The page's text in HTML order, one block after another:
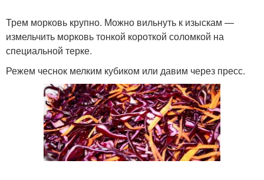
Трем морковь крупно. Можно вильнуть к изыскам —
измельчить морковь тонкой короткой соломкой на
специальной терке.
Режем чеснок мелким кубиком или давим через пресс.